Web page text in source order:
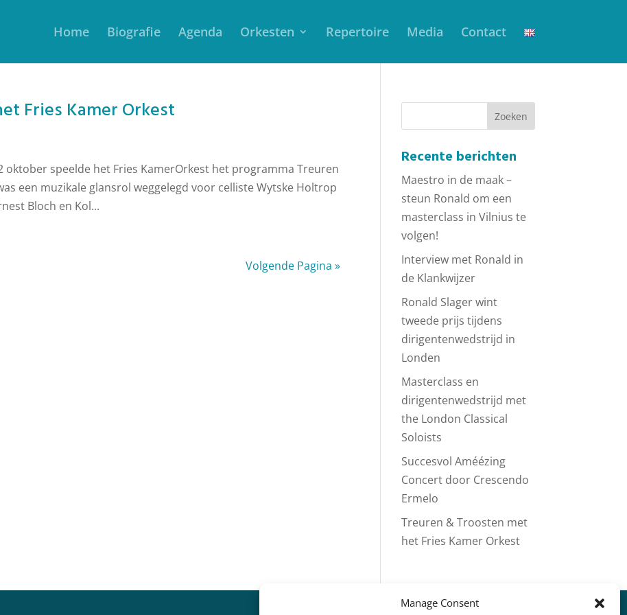
Manage Consent
Home Biografie Agenda Orkesten Repertoire Media Contact
Fries Kamer Orkest
oktober speelde het Fries KamerOrkest het programma Treuren
een muzikale glansrol weggelegd voor celliste Wytske Holtrop
Bloch en Kol...
Volgende Pagina »
Recente berichten
Maestro in de maak –
steun Ronald om een
masterclass in Vilnius te
volgen!
Interview met Ronald in
de Klankwijzer
Ronald Slager wint
tweede prijs tijdens
dirigentenwedstrijd in
Londen
Masterclass en
dirigentenwedstrijd met
the London Classical
Soloists
Succesvol Améézing
Concert door Crescendo
Ermelo
Treuren & Troosten met
het Fries Kamer Orkest